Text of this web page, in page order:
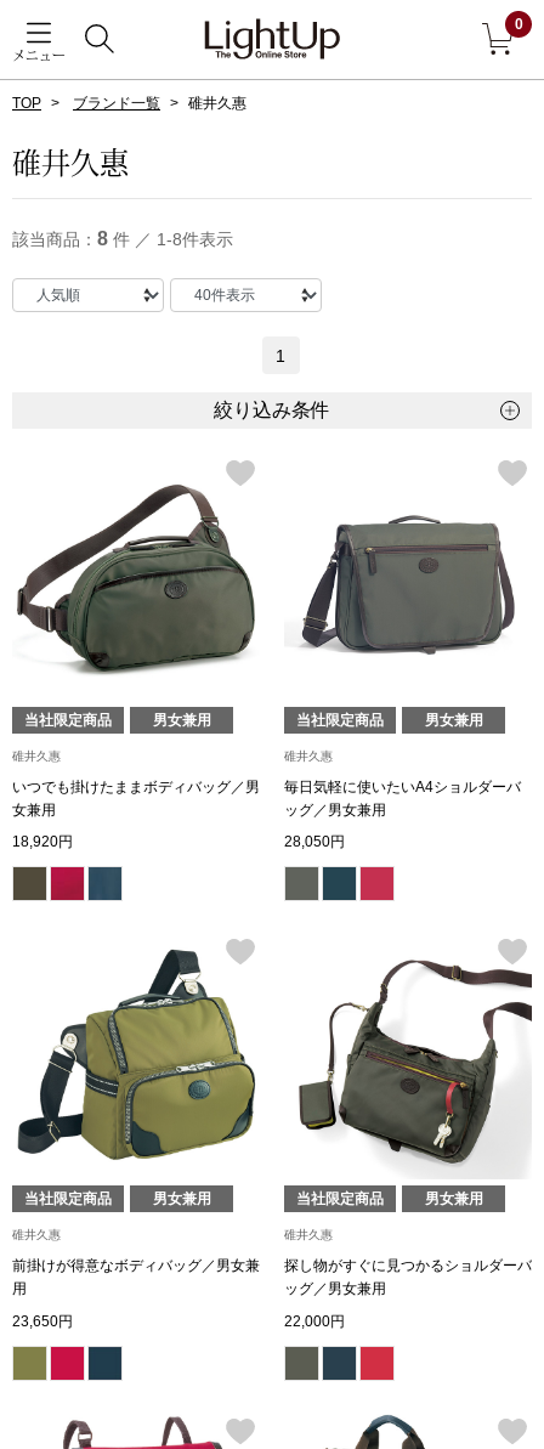
メニュー
0
すべて見る
アクセサリー
ン雑貨
アウター
トップス
Tシャツ／カッ
ボトムス
パンツ／スラ
TOP ブランド一覧 碓井久惠
碓井久惠
該当商品： 8 件 ／ 1-8件表示
1
絞り込み条件
当社限定商品 男女兼用
碓井久惠
いつでも掛けたままボディバッグ／男
女兼用
18,920円
当社限定商品 男女兼用
碓井久惠
毎日気軽に使いたいA4ショルダーバ
ッグ／男女兼用
28,050円
当社限定商品 男女兼用
碓井久惠
前掛けが得意なボディバッグ／男女兼
用
23,650円
当社限定商品 男女兼用
碓井久惠
探し物がすぐに見つかるショルダーバ
ッグ／男女兼用
22,000円